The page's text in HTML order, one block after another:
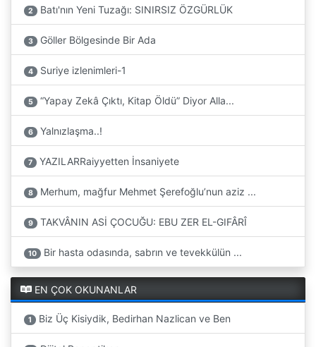
2 Batı'nın Yeni Tuzağı: SINIRSIZ ÖZGÜRLÜK
3 Göller Bölgesinde Bir Ada
4 Suriye izlenimleri-1
5 “Yapay Zekâ Çıktı, Kitap Öldü” Diyor Alla...
6 Yalnızlaşma..!
7 YAZILARRaiyyetten İnsaniyete
8 Merhum, mağfur Mehmet Şerefoğlu’nun aziz ...
9 TAKVÂNIN ASİ ÇOCUĞU: EBU ZER EL-GIFÂRÎ
10 Bir hasta odasında, sabrın ve tevekkülün ...
EN ÇOK OKUNANLAR
1 Biz Üç Kisiydik, Bedirhan Nazlican ve Ben